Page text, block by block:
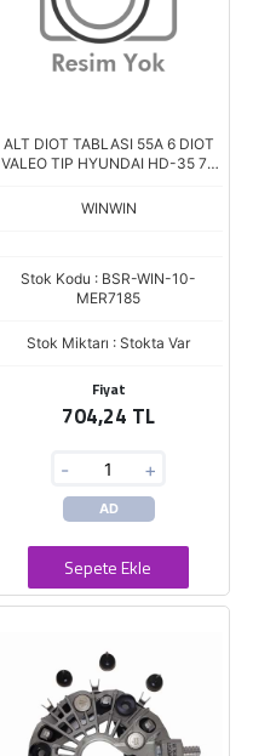
ALT DIOT TABLASI 55A 6 DIOT
VALEO TIP HYUNDAI HD-35 75
48100
WINWIN
Stok Kodu : BSR-WIN-10-
MER7185
Stok Miktarı : Stokta Var
Fiyat
704,24 TL
- +
AD
Sepete Ekle